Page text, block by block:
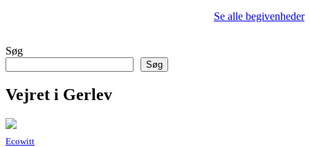
Se alle begivenheder
Søg
Søg
Vejret i Gerlev
Ecowitt